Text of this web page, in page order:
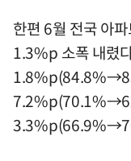
한편 6월 전국 아
1.3%p 소폭 내렸